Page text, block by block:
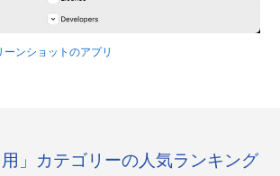
ンショットのアプリ
用」カテゴリーの人気ランキング